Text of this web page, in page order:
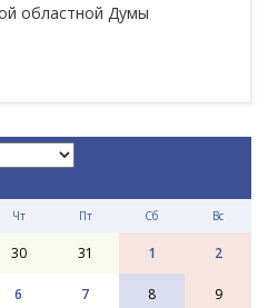
областной Думы
Чт Пт Сб Вс
30 31 1 2
6 7 8 9